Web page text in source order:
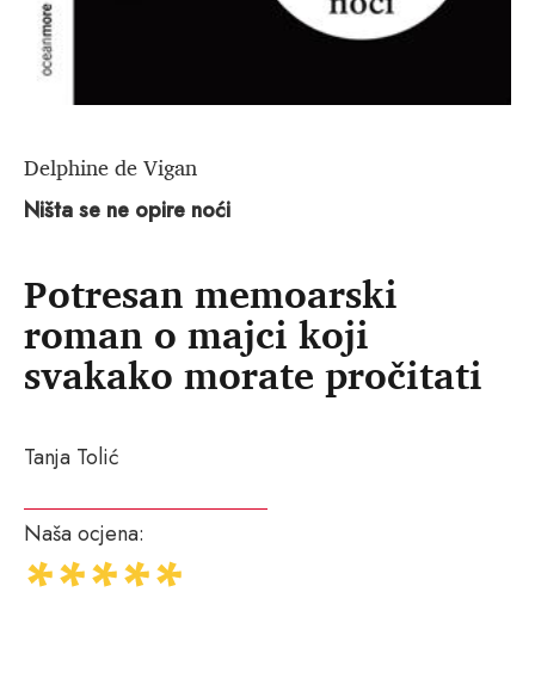
Delphine de Vigan
Ništa se ne opire noći
Potresan memoarski
roman o majci koji
svakako morate pročitati
Tanja Tolić
Naša ocjena: